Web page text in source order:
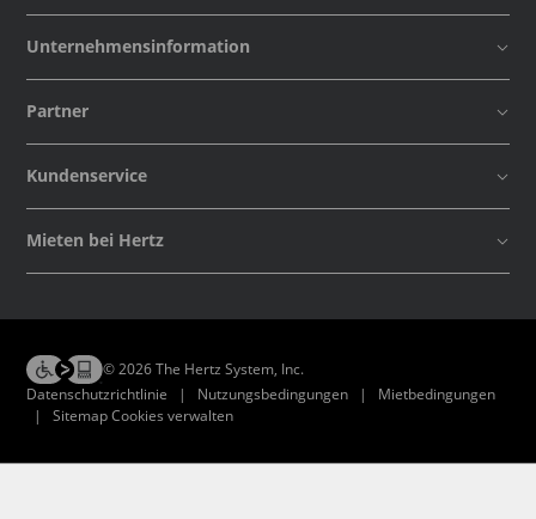
Unternehmensinformation
Partner
Kundenservice
Mieten bei Hertz
© 2026 The Hertz System, Inc.
Datenschutzrichtlinie
| Nutzungsbedingungen |
Mietbedingungen
|
Sitemap Cookies verwalten